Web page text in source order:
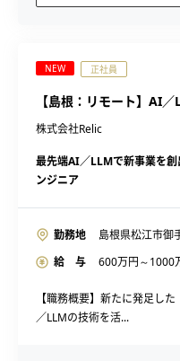
NEW 正社員
【島根：リモート】AI
株式会社Relic
最先端AI／LLMで新事業を
ンジニア
勤務地
島根県松江市御
給 与
600万円～1000
【職務概要】新たに発足し
／LLMの技術を活...